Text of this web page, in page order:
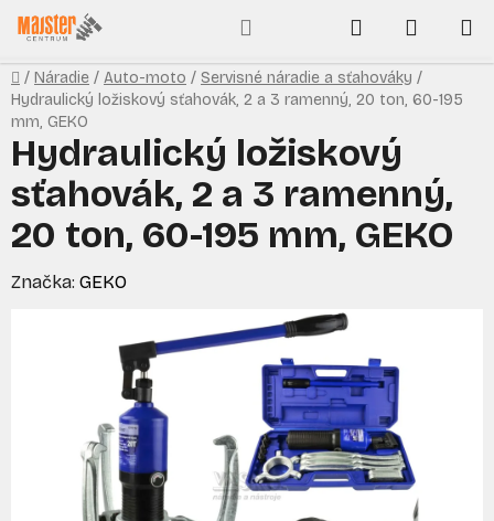
Prejsť
na
obsah
Hľadať
KOŠÍK
Domov
/ Náradie / Auto-moto / Servisné náradie a sťahováky /
Hydraulický ložiskový sťahovák, 2 a 3 ramenný, 20 ton, 60-195
mm, GEKO
Hydraulický ložiskový
sťahovák, 2 a 3 ramenný,
20 ton, 60-195 mm, GEKO
Značka: GEKO